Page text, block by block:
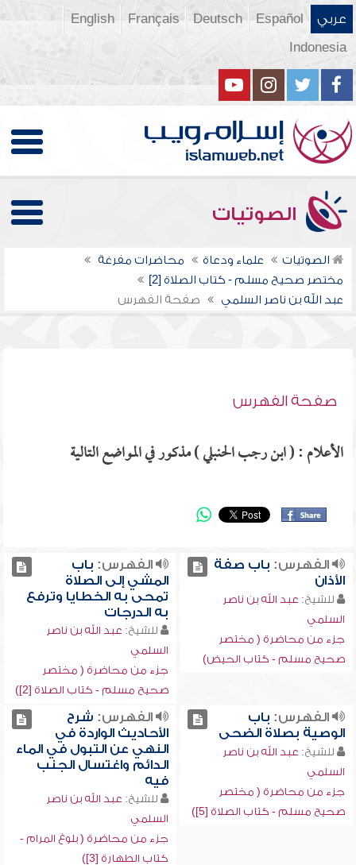
عربي Español
Deutsch
Français
English
Indonesia
الصوتيات
الصوتيات علماء ودعاة
محاضرات مفرغة
مختصر صحيح مسلم - كتاب الصلاة [2]
عبد الله بن ناصر السلمي
صفحة الفهرس
صفحة الفهرس
الأعلام : ( ابن رجب الحنبلي ) مذكور في المواضع التالية
الفهرس: باب صفة
الأذان
للشيخ: عبد الله بن ناصر
السلمي
جزء من محاضرة ( مختصر
صحيح مسلم - كتاب الحيض)
الفهرس: باب
المشي إلى الصلاة
تمحى به الخطايا وترفع
به الدرجات
للشيخ: عبد الله بن ناصر
السلمي
جزء من محاضرة ( مختصر
صحيح مسلم - كتاب الصلاة [2])
الفهرس: باب
الوصية بصلاة الضحى
للشيخ: عبد الله بن ناصر
السلمي
جزء من محاضرة ( مختصر
صحيح مسلم - كتاب الصلاة [5])
الفهرس: شرح
الأحاديث الواردة في
النهي عن التبول في الماء
الدائم واغتسال الجنب
فيه
للشيخ: عبد الله بن ناصر
السلمي
جزء من محاضرة ( بلوغ المرام -
كتاب الطهارة [3])